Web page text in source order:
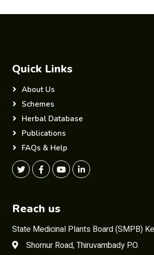
Quick Links
About Us
Schemes
Herbal Database
Publications
FAQs & Help
Reach us
State Medicinal Plants Board (SMPB)
Shornur Road, Thiruvambady P.O.